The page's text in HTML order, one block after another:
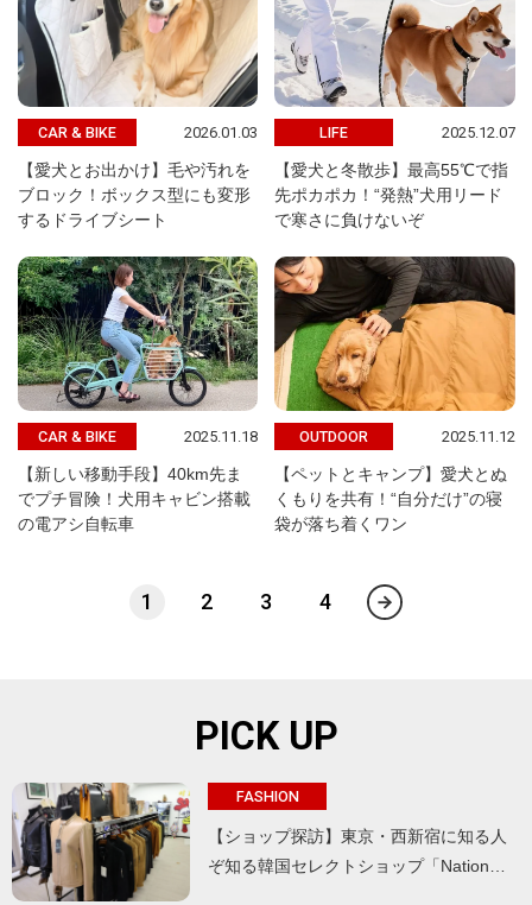
CAR & BIKE 2026.01.03
【愛犬とお出かけ】毛や汚れを
ブロック！ボックス型にも変形
するドライブシート
LIFE 2025.12.07
【愛犬と冬散歩】最高55℃で指
先ポカポカ！“発熱”犬用リード
で寒さに負けないぞ
CAR & BIKE 2025.11.18
【新しい移動手段】40km先ま
でプチ冒険！犬用キャビン搭載
の電アシ自転車
OUTDOOR 2025.11.12
【ペットとキャンプ】愛犬とぬ
くもりを共有！“自分だけ”の寝
袋が落ち着くワン
1 2 3 4
PICK UP
FASHION
【ショップ探訪】東京・西新宿に知る人
ぞ知る韓国セレクトショップ「Nation…